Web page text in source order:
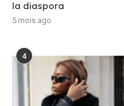
la diaspora
5 mois ago
4